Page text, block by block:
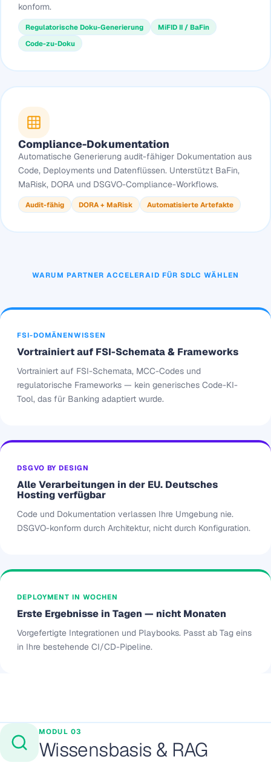
konform.
Regulatorische Doku-Generierung
MiFID II / BaFin
Code-zu-Doku
Compliance-Dokumentation
Automatische Generierung audit-fähiger Dokumentation aus
Code, Deployments und Datenflüssen. Unterstützt BaFin,
MaRisk, DORA und DSGVO-Compliance-Workflows.
Audit-fähig DORA + MaRisk Automatisierte Artefakte
WARUM PARTNER ACCELERAID FÜR SDLC WÄHLEN
FSI-DOMÄNENWISSEN
Vortrainiert auf FSI-Schemata & Frameworks
Vortrainiert auf FSI-Schemata, MCC-Codes und
regulatorische Frameworks — kein generisches Code-KI-
Tool, das für Banking adaptiert wurde.
DSGVO BY DESIGN
Alle Verarbeitungen in der EU. Deutsches
Hosting verfügbar
Code und Dokumentation verlassen Ihre Umgebung nie.
DSGVO-konform durch Architektur, nicht durch Konfiguration.
DEPLOYMENT IN WOCHEN
Erste Ergebnisse in Tagen — nicht Monaten
Vorgefertigte Integrationen und Playbooks. Passt ab Tag eins
in Ihre bestehende CI/CD-Pipeline.
MODUL 03
Wissensbasis & RAG